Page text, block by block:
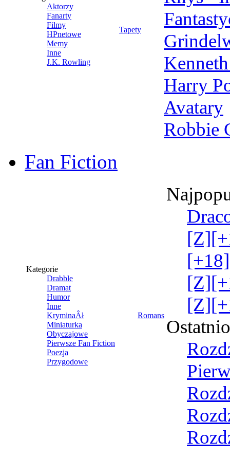
Aktorzy
Fanarty
Filmy
HPnetowe
Memy
Inne
J.K. Rowling
Tapety
Harry
Avatary
Robbie
Fan Fiction
Kategorie
Drabble
Dramat
Humor
Inne
KryminaÂł
Miniaturka
Obyczajowe
Pierwsze Fan Fiction
Poezja
Przygodowe
Romans